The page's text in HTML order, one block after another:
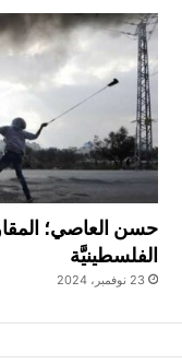
حسن العاصي؛
الفلسطينيَّة
23 نوفمبر، 2024